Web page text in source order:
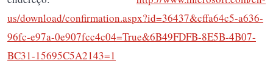
us/download/confirmation.aspx?id=36437&cffa64c5-a636-
96fc-e97a-0e907fcc4c04=True&6B49FDFB-8E5B-4B07-
BC31-15695C5A2143=1